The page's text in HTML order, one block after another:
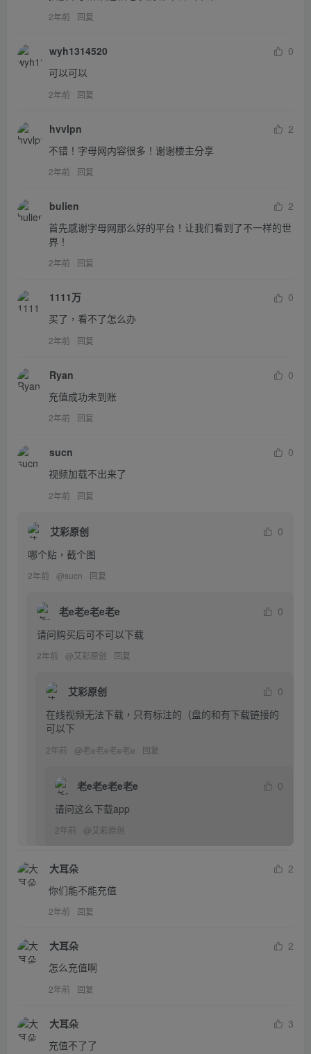
2年前 回复
wyh1314520
0
可以可以
2年前 回复
hvvlpn
2
不错！字母网内容很多！谢谢楼主分享
2年前 回复
bulien
2
首先感谢字母网那么好的平台！让我们看到了不一样的世
界！
2年前 回复
1111万
0
买了，看不了怎么办
2年前 回复
Ryan
0
充值成功未到账
2年前 回复
sucn
0
视频加载不出来了
2年前 回复
艾彩原创
0
哪个贴，截个图
2年前 @sucn 回复
老e老e老e老e
0
请问购买后可不可以下载
2年前 @艾彩原创 回复
艾彩原创
0
在线视频无法下载，只有标注的（盘的和有下载链接的
可以下
2年前 @老e老e老e老e 回复
老e老e老e老e
0
请问这么下载app
2年前 @艾彩原创
大耳朵
2
你们能不能充值
2年前 回复
大耳朵
2
怎么充值啊
2年前 回复
大耳朵
3
充值不了了